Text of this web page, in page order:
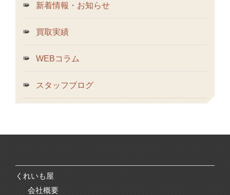
新着情報・お知らせ
買取実績
WEBコラム
スタッフブログ
くれいも屋
会社概要